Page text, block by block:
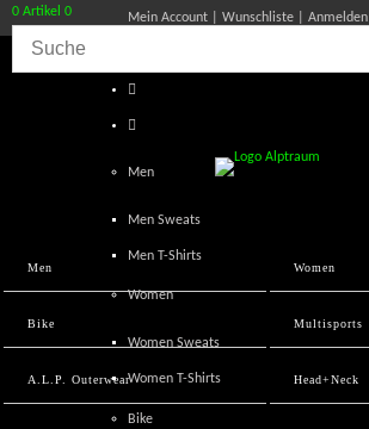
Mein Account Wunschliste Anmelden
Men
Men Sweats
Men T-Shirts
Women
Women Sweats
Women T-Shirts
Bike
0 Artikel 0
Men Women
Bike Multisports
A.L.P. Outerwear Head+Neck